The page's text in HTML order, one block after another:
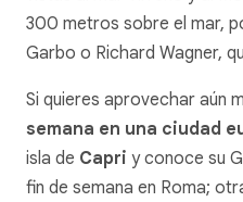
300 metros sobre el mar,
Garbo o Richard Wagner,
Si quieres aprovechar aún
semana en una ciudad
isla de Capri y conoce su
fin de semana en Roma;